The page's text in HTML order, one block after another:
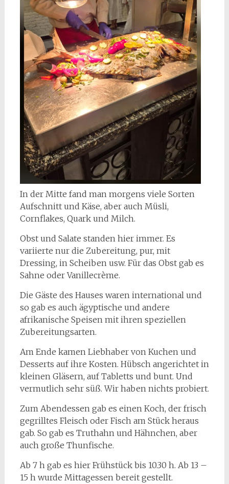
In der Mitte fand man morgens viele Sorten
Aufschnitt und Käse, aber auch Müsli,
Cornflakes, Quark und Milch.
Obst und Salate standen hier immer. Es
variierte nur die Zubereitung, pur, mit
Dressing, in Scheiben usw. Für das Obst gab es
Sahne oder Vanillecrème.
Die Gäste des Hauses waren international und
so gab es auch ägyptische und andere
afrikanische Speisen mit ihren speziellen
Zubereitungsarten.
Am Ende kamen Liebhaber von Kuchen und
Desserts auf ihre Kosten. Hübsch angerichtet in
kleinen Gläsern, auf Tabletts und bunt. Und
vermutlich sehr süß. Wir haben nichts probiert.
Zum Abendessen gab es einen Koch, der frisch
gegrilltes Fleisch oder Fisch am Stück heraus
gab. So gab es Truthahn und Hähnchen, aber
auch große Thunfische.
Ab 7 h gab es hier Frühstück bis 10.30 h. Ab 13 –
15 h wurde Mittagessen bereit gestellt.